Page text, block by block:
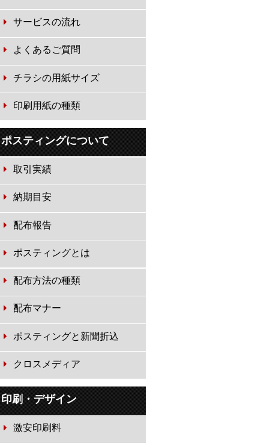
サービスの流れ
よくあるご質問
チラシの用紙サイズ
印刷用紙の種類
ポスティングについて
取引実績
納期目安
配布報告
ポスティングとは
配布方法の種類
配布マナー
ポスティングと新聞折込
クロスメディア
印刷・デザイン
激安印刷料